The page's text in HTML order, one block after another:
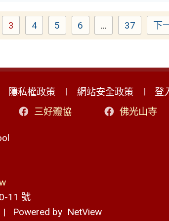
Page
3 Page
4 Page
5 Page
6 ... Page
37 下
隱私權政策 網站安全政策
登
三好體協 佛光山寺
11 號
| Powered by NetView